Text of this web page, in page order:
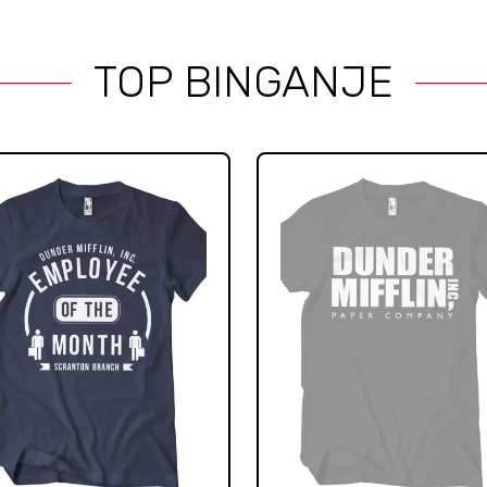
TOP BINGANJE